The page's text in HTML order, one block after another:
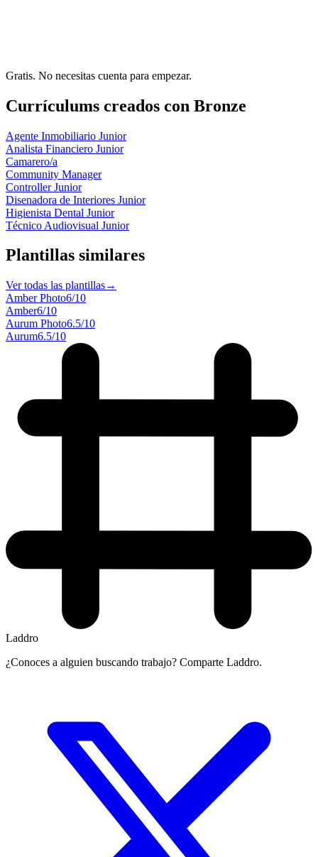
Gratis. No necesitas cuenta para empezar.
Currículums creados con Bronze
Agente Inmobiliario Junior
Analista Financiero Junior
Camarero/a
Community Manager
Controller Junior
Disenadora de Interiores Junior
Higienista Dental Junior
Técnico Audiovisual Junior
Plantillas similares
Ver todas las plantillas→
Amber Photo6/10
Amber6/10
Aurum Photo6.5/10
Aurum6.5/10
Laddro
¿Conoces a alguien buscando trabajo? Comparte Laddro.